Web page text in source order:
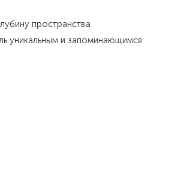
пространства
уникальным и запоминающимся